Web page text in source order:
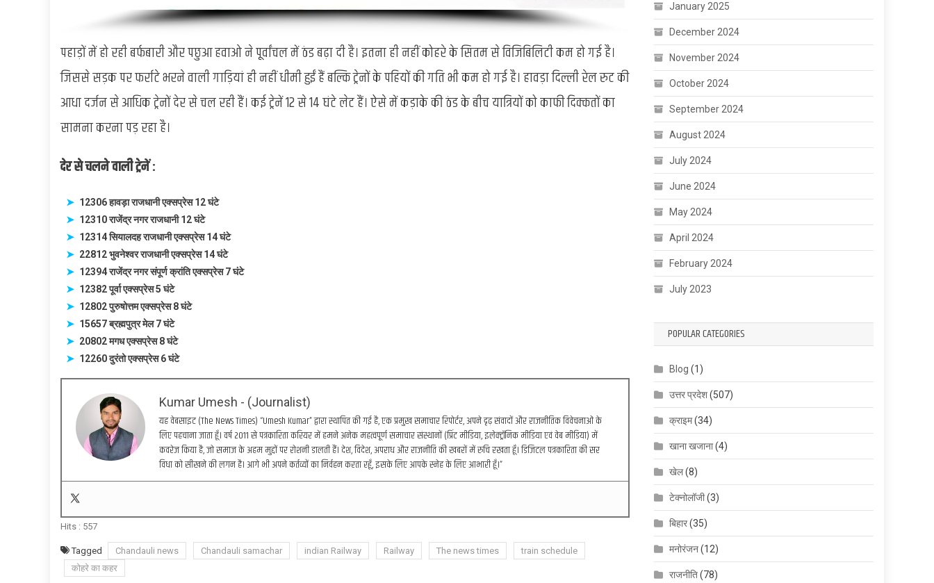
पहाड़ों में हो रही बर्फबारी और पछुआ हवाओ ने पूर्वांचल में ठंड बढ़ा दी है। इतना ही नहीं कोहरे के सितम से विजिबिलिटी कम हो गई है।
जिससे सड़क पर फर्राटे भरने वाली गाड़ियां ही नहीं धीमी हुईं हैं बल्कि ट्रेनों के पहियों की गति भी कम हो गई है। हावड़ा दिल्ली रेल रुट की
आधा दर्जन से आधिक ट्रेनों देर से चल रही हैं। कई ट्रेनें 12 से 14 घंटे लेट हैं। ऐसे में कड़ाके की ठंड के बीच यात्रियों को काफी दिक्कतों का
सामना करना पड़ रहा है।
देर से चलने वाली ट्रेनें :
12306 हावड़ा राजधानी एक्सप्रेस 12 घंटे
12310 राजेंद्र नगर राजधानी 12 घंटे
12314 सियालदह राजधानी एक्सप्रेस 14 घंटे
22812 भुवनेश्वर राजधानी एक्सप्रेस 14 घंटे
12394 राजेंद्र नगर संपूर्ण क्रांति एक्सप्रेस 7 घंटे
12382 पूर्वा एक्सप्रेस 5 घंटे
12802 पुरुषोत्तम एक्सप्रेस 8 घंटे
15657 ब्रह्मपुत्र मेल 7 घंटे
20802 मगध एक्सप्रेस 8 घंटे
12260 दुरंतो एक्सप्रेस 6 घंटे
Kumar Umesh - (Journalist)
यह वेबसाइट (The News Times) “Umesh Kumar” द्वारा स्थापित की गई है, एक प्रमुख समाचार रिपोर्टर, अपने दृढ़ संवादों और राजनीतिक विवेचनाओं के
लिए पहचाना जाता हूँ। वर्ष 2011 से पत्रकारिता करियर में हमने अनेक महत्वपूर्ण समाचार संस्थानों (प्रिंट मीडिया, इलेक्ट्रॉनिक मीडिया एवं वेब मीडिया) में
कवरेज किया है, जो समाज के अहम मुद्दों पर रोशनी डालती हैं। देश, विदेश, अपराध और राजनीति की खबरों में रुचि रखता हूँ। डिजिटल पत्रकारिता की सर
विधा को सीखने की लगन है। आगे भी अपने कर्तव्यों का निर्वहन करता रहूँ, इसके लिए आपके स्नेह के लिए आभारी हूँ।”
Hits : 557
Tagged Chandauli news Chandauli samachar indian Railway Railway The news times
train schedule
कोहरे का कहर
January 2025
December 2024
November 2024
October 2024
September 2024
August 2024
July 2024
June 2024
May 2024
April 2024
February 2024
July 2023
POPULAR CATEGORIES
Blog (1)
उत्तर प्रदेश(507)
क्राइम(34)
खाना खजाना(4)
खेल(8)
टेक्नोलॉजी(3)
बिहार(35)
मनोरंजन(12)
राजनीति(78)